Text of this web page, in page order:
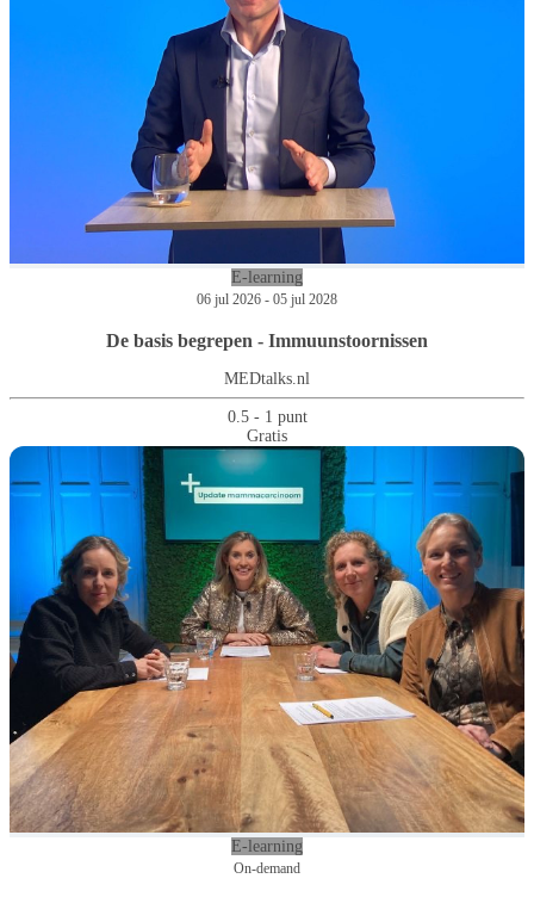
E-learning
06 jul 2026 - 05 jul 2028
De basis begrepen - Immuunstoornissen
MEDtalks.nl
0.5 - 1 punt
Gratis
E-learning
On-demand